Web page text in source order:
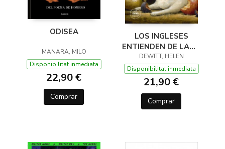
ODISEA
MANARA, MILO
Disponibilitat inmediata
22,90 €
Comprar
LOS INGLESES
ENTIENDEN DE LANA
(Y OTROS TRUCOS)
DEWITT, HELEN
Disponibilitat inmediata
21,90 €
Comprar